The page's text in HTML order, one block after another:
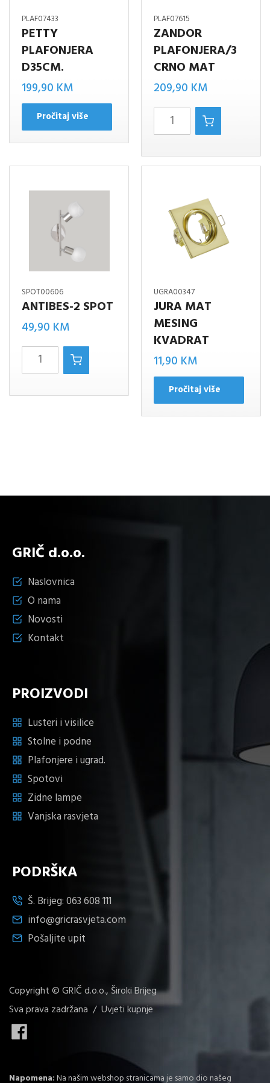
PLAF07433
PETTY
PLAFONJERA
D35CM.
199,90 KM
Pročitaj više
PLAF07615
ZANDOR
PLAFONJERA/3
CRNO MAT
209,90 KM
ZANDOR
PLAFONJERA/3
CRNO
MAT
SPOT00606
ANTIBES-2 SPOT
49,90 KM
Antibes-
2
spot
UGRA00347
JURA MAT
MESING
KVADRAT
11,90 KM
Pročitaj više
GRIČ d.o.o.
Naslovnica
O nama
Novosti
Kontakt
PROIZVODI
Lusteri i visilice
Stolne i podne
Plafonjere i ugrad.
Spotovi
Zidne lampe
Vanjska rasvjeta
PODRŠKA
Š. Brijeg:063 608 111
info@gricrasvjeta.com
Pošaljite upit
Copyright © GRIČ d.o.o., Široki Brijeg
Sva prava zadržana / Uvjeti kupnje
Napomena:Na našim webshop stranicama je samo dio našeg